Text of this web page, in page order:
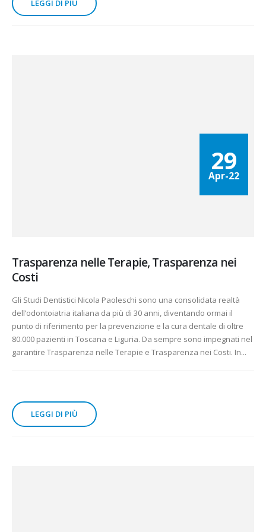
LEGGI DI PIÙ
29
Apr-22
Trasparenza nelle Terapie, Trasparenza nei
Costi
Gli Studi Dentistici Nicola Paoleschi sono una consolidata realtà
dell’odontoiatria italiana da più di 30 anni, diventando ormai il
punto di riferimento per la prevenzione e la cura dentale di oltre
80.000 pazienti in Toscana e Liguria. Da sempre sono impegnati nel
garantire Trasparenza nelle Terapie e Trasparenza nei Costi. In...
LEGGI DI PIÙ